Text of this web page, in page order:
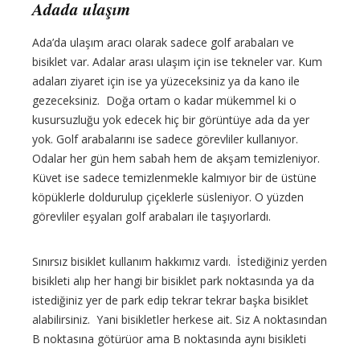
Adada ulaşım
Ada’da ulaşım aracı olarak sadece golf arabaları ve
bisiklet var. Adalar arası ulaşım için ise tekneler var. Kum
adaları ziyaret için ise ya yüzeceksiniz ya da kano ile
gezeceksiniz. Doğa ortam o kadar mükemmel ki o
kusursuzluğu yok edecek hiç bir görüntüye ada da yer
yok. Golf arabalarını ise sadece görevliler kullanıyor.
Odalar her gün hem sabah hem de akşam temizleniyor.
Küvet ise sadece temizlenmekle kalmıyor bir de üstüne
köpüklerle doldurulup çiçeklerle süsleniyor. O yüzden
görevliler eşyaları golf arabaları ile taşıyorlardı.
Sınırsız bisiklet kullanım hakkımız vardı. İstediğiniz yerden
bisikleti alıp her hangi bir bisiklet park noktasında ya da
istediğiniz yer de park edip tekrar tekrar başka bisiklet
alabilirsiniz. Yani bisikletler herkese ait. Siz A noktasından
B noktasına götürüor ama B noktasında aynı bisikleti